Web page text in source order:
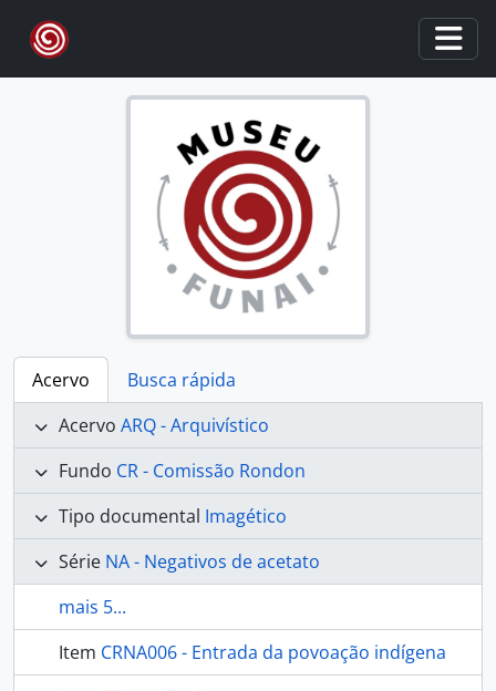
Skip to main content
Acervo
Busca rápida
Acervo ARQ - Arquivístico
Fundo CR - Comissão Rondon
Tipo documental Imagético
Série NA - Negativos de acetato
mais 5...
Item CRNA006 - Entrada da povoação indígena